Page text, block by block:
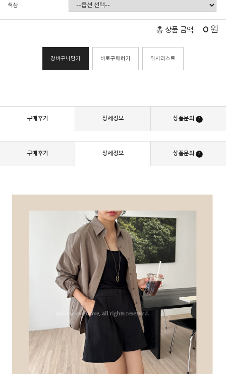
색상
총 상품 금액 0 원
장바구니담기 바로구매하기 위시리스트
구매후기 상세정보 상품문의 2
구매후기 상세정보 상품문의 2